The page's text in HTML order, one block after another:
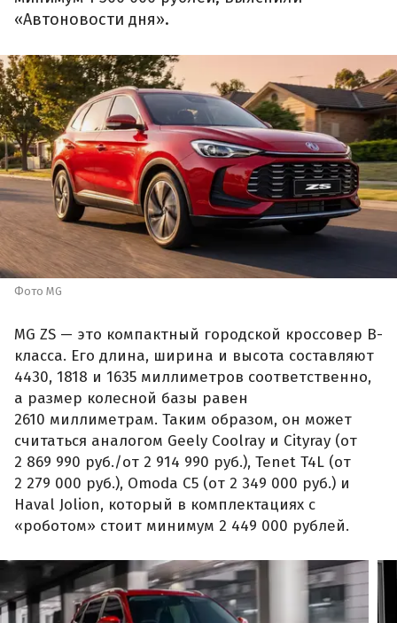
«Автоновости дня».
Фото MG
MG ZS — это компактный городской кроссовер B-
класса. Его длина, ширина и высота составляют
4430, 1818 и 1635 миллиметров соответственно,
а размер колесной базы равен
2610 миллиметрам. Таким образом, он может
считаться аналогом Geely Coolray и Cityray (от
2 869 990 руб./от 2 914 990 руб.), Tenet T4L (от
2 279 000 руб.), Omoda C5 (от 2 349 000 руб.) и
Haval Jolion, который в комплектациях с
«роботом» стоит минимум 2 449 000 рублей.